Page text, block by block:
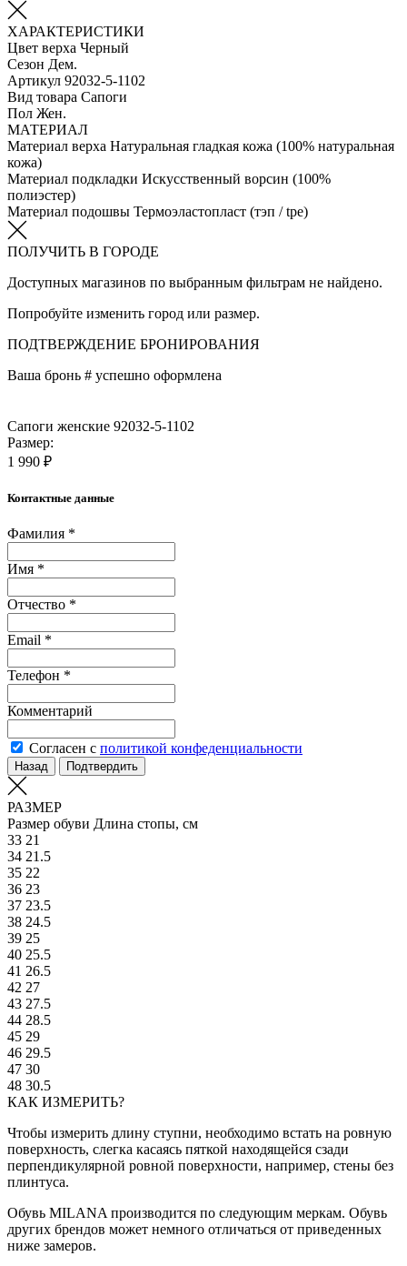
ХАРАКТЕРИСТИКИ
Цвет верха Черный
Сезон Дем.
Артикул 92032-5-1102
Вид товара Сапоги
Пол Жен.
МАТЕРИАЛ
Материал верха Натуральная гладкая кожа (100% натуральная
кожа)
Материал подкладки Искусственный ворсин (100%
полиэстер)
Материал подошвы Термоэластопласт (тэп / tpe)
ПОЛУЧИТЬ В ГОРОДЕ
Доступных магазинов по выбранным фильтрам не найдено.
Попробуйте изменить город или размер.
ПОДТВЕРЖДЕНИЕ БРОНИРОВАНИЯ
Ваша бронь # успешно оформлена
Сапоги женские 92032-5-1102
Размер:
1 990 ₽
Контактные данные
Фамилия *
Имя *
Отчество *
Email *
Телефон *
Комментарий
Согласен с политикой конфеденциальности
Назад Подтвердить
РАЗМЕР
Размер обуви Длина стопы, см
33 21
34 21.5
35 22
36 23
37 23.5
38 24.5
39 25
40 25.5
41 26.5
42 27
43 27.5
44 28.5
45 29
46 29.5
47 30
48 30.5
КАК ИЗМЕРИТЬ?
Чтобы измерить длину ступни, необходимо встать на ровную
поверхность, слегка касаясь пяткой находящейся сзади
перпендикулярной ровной поверхности, например, стены без
плинтуса.
Обувь MILANA производится по следующим меркам. Обувь
других брендов может немного отличаться от приведенных
ниже замеров.